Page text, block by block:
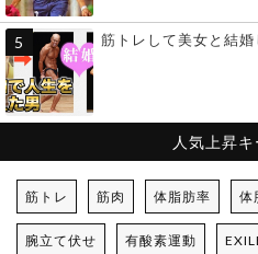
筋トレして美女と結
人気上昇
筋トレ 筋肉 体脂肪率 体
腕立て伏せ 有酸素運動